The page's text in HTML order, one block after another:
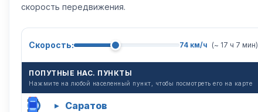
скорость передвижения.
Скорость: 74 км/ч (~ 17 ч 7 мин)
ПОПУТНЫЕ НАС. ПУНКТЫ
Нажмите на любой населенный пункт, чтобы посмотреть его на карте
▸ Саратов